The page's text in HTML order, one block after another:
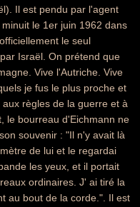
Il est pendu par l'agent
le 1er juin 1962 dans
le seul
Israël. On prétend que
Vive l'Autriche. Vive
je fus le plus proche et
règles de la guerre et à
le bourreau d'Eichmann ne
souvenir : "Il n'y avait là
de lui et le regardai
les yeux, et il portait
ordinaires. J' ai tiré la
au bout de la corde.". Il est